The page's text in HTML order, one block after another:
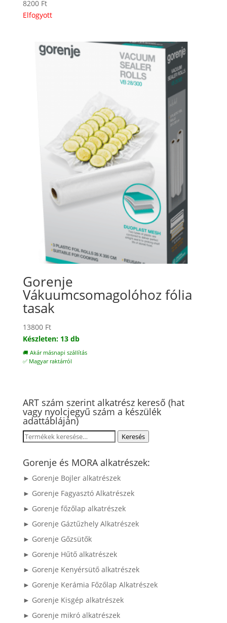
8200 Ft
Elfogyott
Gorenje
Vákuumcsomagolóhoz fólia
tasak
13800 Ft
Készleten: 13 db
🚚 Akár másnapi szállítás
✅ Magyar raktárról
ART szám szerint alkatrész kereső (hat
vagy nyolcjegyű szám a készülék
adattábláján)
Keresés
következőre:
Keresés
Gorenje és MORA alkatrészek:
► Gorenje Bojler alkatrészek
► Gorenje Fagyasztó Alkatrészek
► Gorenje főzőlap alkatrészek
► Gorenje Gáztűzhely Alkatrészek
► Gorenje Gőzsütők
► Gorenje Hűtő alkatrészek
► Gorenje Kenyérsütő alkatrészek
► Gorenje Kerámia Főzőlap Alkatrészek
► Gorenje Kisgép alkatrészek
► Gorenje mikró alkatrészek